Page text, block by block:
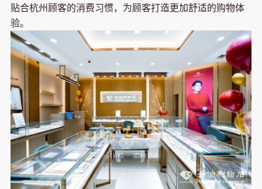
贴合杭州顾客的消费习惯，为顾客打造更加舒适的购物体
验。